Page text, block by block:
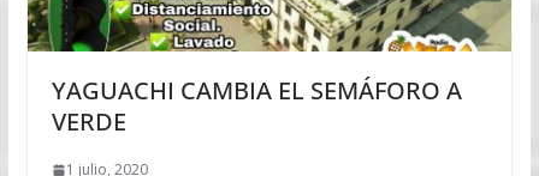
YAGUACHI CAMBIA EL SEMÁFORO A
VERDE
1 julio, 2020